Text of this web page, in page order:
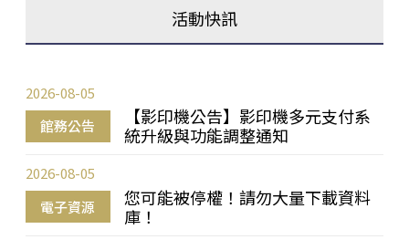
活動快訊
館務公告
【影印機公告】影印機多元支付系
統升級與功能調整通知
2026-08-05
電子資源
您可能被停權！請勿大量下載資料
庫！
2026-08-05